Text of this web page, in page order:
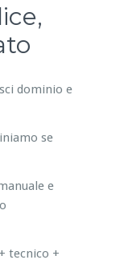
dominio e
se
e
tecnico +